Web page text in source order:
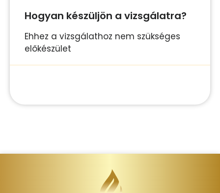
Hogyan készüljön a vizsgálatra?
Ehhez a vizsgálathoz nem szükséges
előkészület